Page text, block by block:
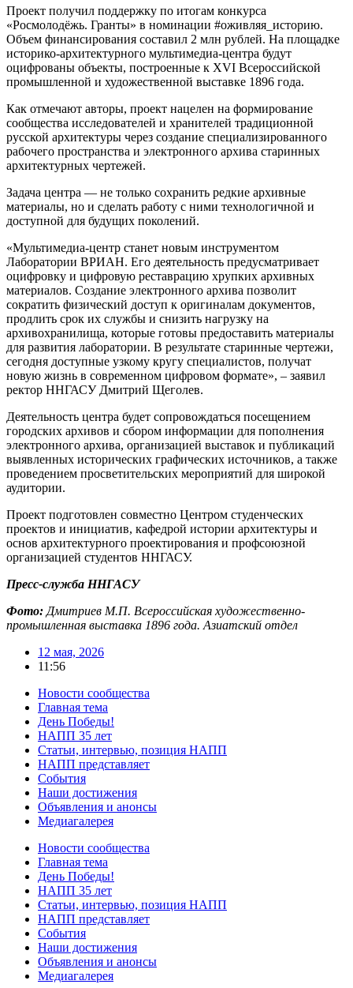
Проект получил поддержку по итогам конкурса
«Росмолодёжь. Гранты» в номинации #оживляя_историю.
Объем финансирования составил 2 млн рублей. На площадке
историко-архитектурного мультимедиа-центра будут
оцифрованы объекты, построенные к XVI Всероссийской
промышленной и художественной выставке 1896 года.
Как отмечают авторы, проект нацелен на формирование
сообщества исследователей и хранителей традиционной
русской архитектуры через создание специализированного
рабочего пространства и электронного архива старинных
архитектурных чертежей.
Задача центра — не только сохранить редкие архивные
материалы, но и сделать работу с ними технологичной и
доступной для будущих поколений.
«Мультимедиа-центр станет новым инструментом
Лаборатории ВРИАН. Его деятельность предусматривает
оцифровку и цифровую реставрацию хрупких архивных
материалов. Создание электронного архива позволит
сократить физический доступ к оригиналам документов,
продлить срок их службы и снизить нагрузку на
архивохранилища, которые готовы предоставить материалы
для развития лаборатории. В результате старинные чертежи,
сегодня доступные узкому кругу специалистов, получат
новую жизнь в современном цифровом формате», – заявил
ректор ННГАСУ Дмитрий Щеголев.
Деятельность центра будет сопровождаться посещением
городских архивов и сбором информации для пополнения
электронного архива, организацией выставок и публикаций
выявленных исторических графических источников, а также
проведением просветительских мероприятий для широкой
аудитории.
Проект подготовлен совместно Центром студенческих
проектов и инициатив, кафедрой истории архитектуры и
основ архитектурного проектирования и профсоюзной
организацией студентов ННГАСУ.
Пресс-служба ННГАСУ
Фото: Дмитриев М.П. Всероссийская художественно-
промышленная выставка 1896 года. Азиатский отдел
12 мая, 2026
11:56
Новости сообщества
Главная тема
День Победы!
НАПП 35 лет
Статьи, интервью, позиция НАПП
НАПП представляет
События
Наши достижения
Объявления и анонсы
Медиагалерея
Новости сообщества
Главная тема
День Победы!
НАПП 35 лет
Статьи, интервью, позиция НАПП
НАПП представляет
События
Наши достижения
Объявления и анонсы
Медиагалерея